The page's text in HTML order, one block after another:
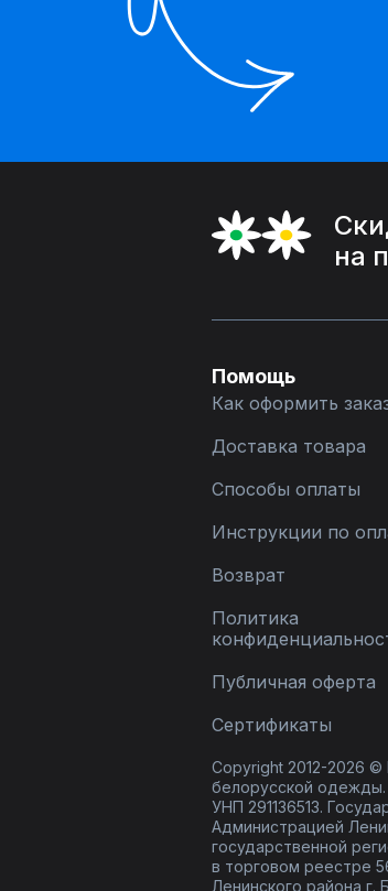
на
Помощь
Как оформить
Доставка товара
Способы оплаты
Инструкции по
Возврат
Политика
Публичная оферта
Сертификаты
Copyright 2012-2026 ©
белорусской
УНП 291136513.
Администрацией
государственной
в торговом реестре
Ленинского района г.